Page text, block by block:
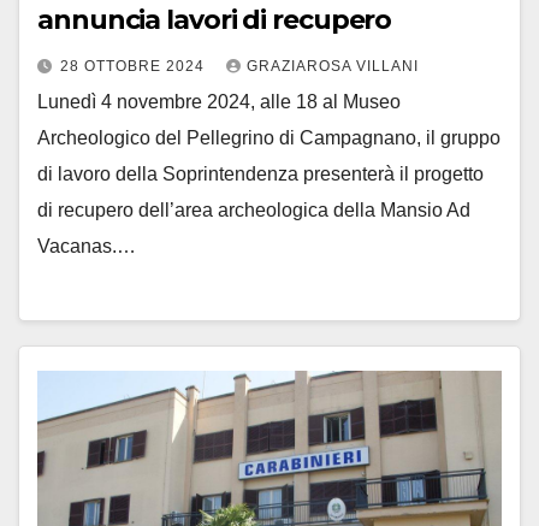
annuncia lavori di recupero
28 OTTOBRE 2024 GRAZIAROSA VILLANI
Lunedì 4 novembre 2024, alle 18 al Museo
Archeologico del Pellegrino di Campagnano, il gruppo
di lavoro della Soprintendenza presenterà il progetto
di recupero dell’area archeologica della Mansio Ad
Vacanas.…